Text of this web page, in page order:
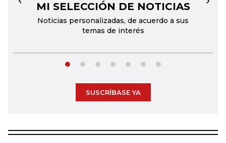
MI SELECCIÓN DE NOTICIAS
Noticias personalizadas, de acuerdo a sus
temas de interés
← →
SUSCRÍBASE YA